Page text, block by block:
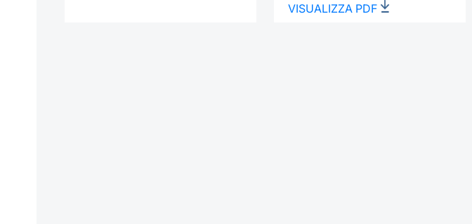
VISUALIZZA PDF